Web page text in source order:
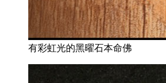
有彩虹光的黑曜石本命佛